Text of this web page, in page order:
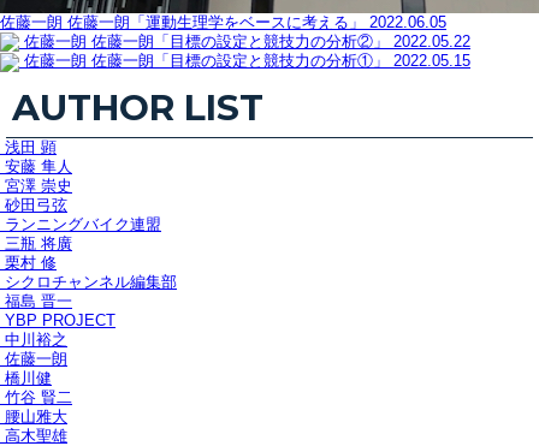
佐藤一朗 佐藤一朗「運動生理学をベースに考える」
2022.06.05
佐藤一朗 佐藤一朗「目標の設定と競技力の分析②」
2022.05.22
佐藤一朗 佐藤一朗「目標の設定と競技力の分析①」 2022.05.15
AUTHOR LIST
浅田 顕
安藤 隼人
宮澤 崇史
砂田弓弦
ランニングバイク連盟
三瓶 将廣
栗村 修
シクロチャンネル編集部
福島 晋一
YBP PROJECT
中川裕之
佐藤一朗
橋川健
竹谷 賢二
腰山雅大
高木聖雄